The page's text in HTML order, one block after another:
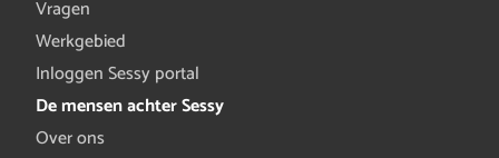
Vragen
Werkgebied
Inloggen Sessy portal
De mensen achter Sessy
Over ons